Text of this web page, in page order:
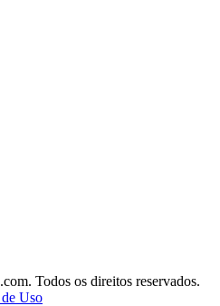
Todos os direitos reservados.
Uso